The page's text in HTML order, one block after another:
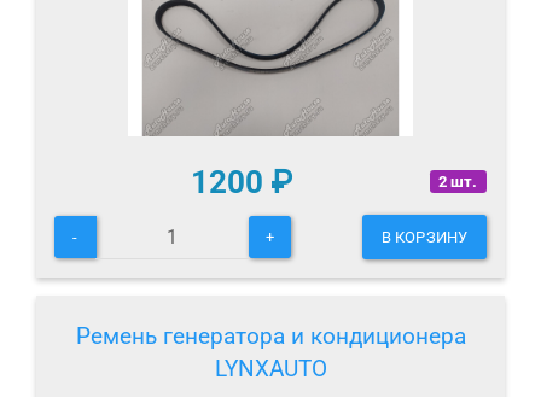
2 шт.
1200 ₽
- + В КОРЗИНУ
Ремень генератора и кондиционера
LYNXAUTO